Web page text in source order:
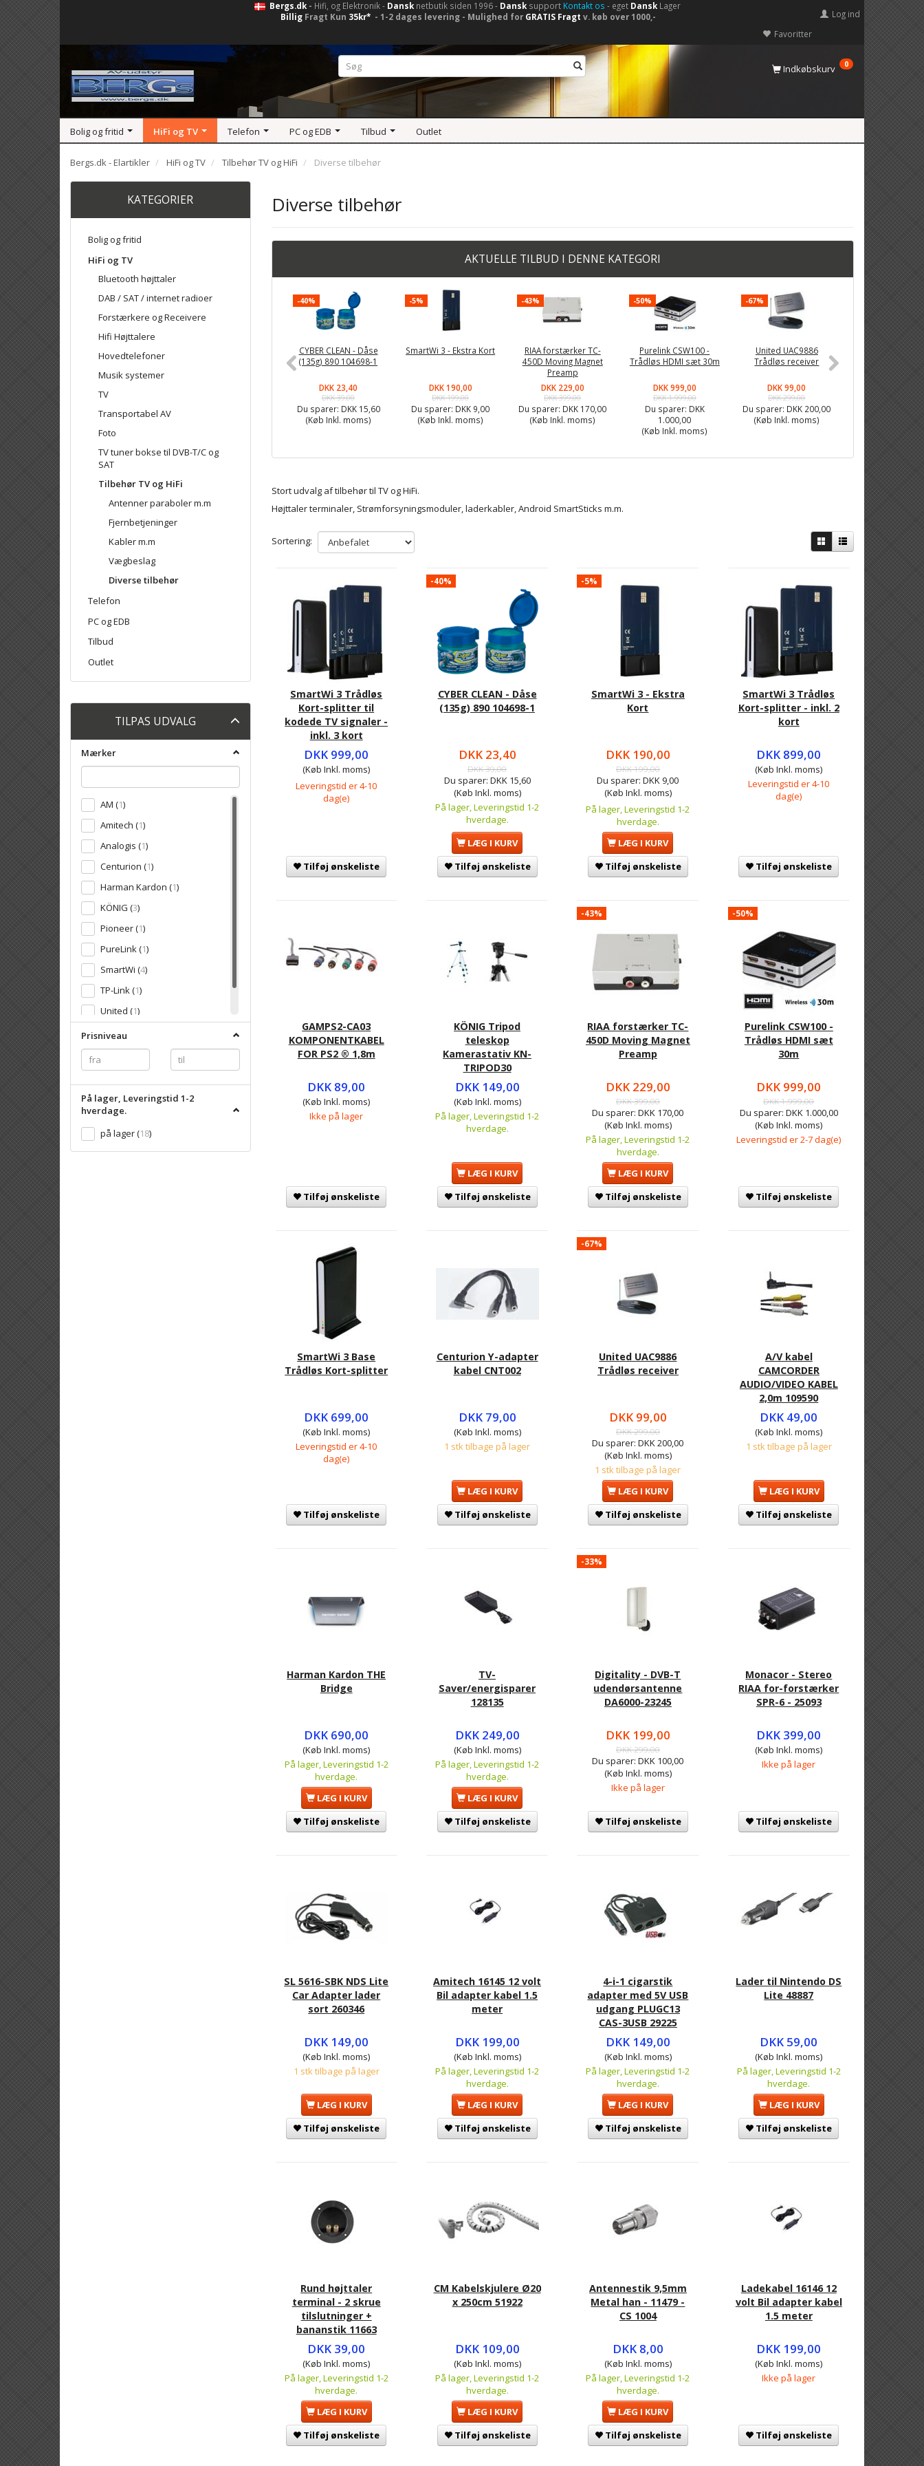
Bergs.dk- Hifi, og Elektronik - Dansknetbutik siden 1996 - Dansksupport Kontakt os - eget DanskLager
Billig Fragt Kun 35kr* - 1-2 dages levering - Mulighed for GRATIS Fragt v. køb over 1000,-
Favoritter
Log ind
Indkøbskurv 0
Bolig og fritid HiFi og TV Telefon PC og EDB Tilbud Outlet
Bergs.dk - Elartikler HiFi og TV Tilbehør TV og HiFi Diverse tilbehør
KATEGORIER
Bolig og fritid
HiFi og TV
Bluetooth højttaler
DAB / SAT / internet radioer
Forstærkere og Receivere
Hifi Højttalere
Hovedtelefoner
Musik systemer
TV
Transportabel AV
Foto
TV tuner bokse til DVB-T/C og
SAT
Tilbehør TV og HiFi
Antenner paraboler m.m
Fjernbetjeninger
Kabler m.m
Vægbeslag
Diverse tilbehør
Telefon
PC og EDB
Tilbud
Outlet
TILPAS UDVALG
filter
Mærker
AM (1)
Amitech (1)
Analogis (1)
Centurion (1)
Harman Kardon (1)
KÖNIG (3)
Pioneer(1)
PureLink(1)
SmartWi (4)
TP-Link(1)
United (1)
Velleman
Prisniveau
På lager, Leveringstid 1-2
hverdage.
på lager(18)
Diverse tilbehør
AKTUELLE TILBUD I DENNE KATEGORI
-40%
CYBER CLEAN - Dåse
(135g) 890 104698-1
DKK 23,40
DKK 39,00
Du sparer: DKK 15,60
(Køb Inkl. moms)
-5%
SmartWi 3 - Ekstra Kort
DKK 190,00
DKK 199,00
Du sparer: DKK 9,00
(Køb Inkl. moms)
-43%
RIAA forstærker TC-
450D Moving Magnet
Preamp
DKK 229,00
DKK 399,00
Du sparer: DKK 170,00
(Køb Inkl. moms)
-50%
Purelink CSW100 -
Trådløs HDMI sæt 30m
DKK 999,00
DKK 1.999,00
Du sparer: DKK
1.000,00
(Køb Inkl. moms)
-67%
United UAC9886
Trådløs receiver
DKK 99,00
DKK 299,00
Du sparer: DKK 200,00
(Køb Inkl. moms)
Stort udvalg af tilbehør til TV og HiFi.
Højttaler terminaler, Strømforsyningsmoduler, laderkabler, Android SmartSticks m.m.
Sortering:
SmartWi 3 Trådløs
Kort-splitter til
kodede TV signaler -
inkl. 3 kort
DKK 999,00
(Køb Inkl. moms)
Leveringstid er 4-10
dag(e)
Tilføj ønskeliste
-40%
CYBER CLEAN - Dåse
(135g) 890 104698-1
DKK 23,40
DKK 39,00
Du sparer: DKK 15,60
(Køb Inkl. moms)
På lager, Leveringstid 1-2
hverdage.
LÆG I KURV
Tilføj ønskeliste
-5%
SmartWi 3 - Ekstra
Kort
DKK 190,00
DKK 199,00
Du sparer:DKK 9,00
(Køb Inkl. moms)
På lager, Leveringstid 1-2
hverdage.
LÆG I KURV
Tilføj ønskeliste
SmartWi 3 Trådløs
Kort-splitter - inkl. 2
kort
DKK 899,00
(Køb Inkl. moms)
Leveringstid er 4-10
dag(e)
Tilføj ønskeliste
GAMPS2-CA03
KOMPONENTKABEL
FOR PS2 ® 1,8m
DKK 89,00
(Køb Inkl. moms)
Ikke på lager
Tilføj ønskeliste
KÖNIG Tripod
teleskop
Kamerastativ KN-
TRIPOD30
DKK 149,00
(Køb Inkl. moms)
På lager, Leveringstid 1-2
hverdage.
LÆG I KURV
Tilføj ønskeliste
-43%
RIAA forstærker TC-
450D Moving Magnet
Preamp
DKK 229,00
DKK 399,00
Du sparer:DKK 170,00
(Køb Inkl. moms)
På lager, Leveringstid 1-2
hverdage.
LÆG I KURV
Tilføj ønskeliste
-50%
Purelink CSW100 -
Trådløs HDMI sæt
30m
DKK 999,00
DKK 1.999,00
Du sparer: DKK 1.000,00
(Køb Inkl. moms)
Leveringstid er 2-7 dag(e)
Tilføj ønskeliste
SmartWi 3 Base
Trådløs Kort-splitter
DKK 699,00
(Køb Inkl. moms)
Leveringstid er 4-10
dag(e)
Tilføj ønskeliste
Centurion Y-adapter
kabel CNT002
DKK 79,00
(Køb Inkl. moms)
1 stk tilbage på lager
LÆG I KURV
Tilføj ønskeliste
-67%
United UAC9886
Trådløs receiver
DKK 99,00
DKK 299,00
Du sparer:DKK 200,00
(Køb Inkl. moms)
1 stk tilbage på lager
LÆG I KURV
Tilføj ønskeliste
A/V kabel
CAMCORDER
AUDIO/VIDEO KABEL
2,0m 109590
DKK 49,00
(Køb Inkl. moms)
1 stk tilbage på lager
LÆG I KURV
Tilføj ønskeliste
Harman Kardon THE
Bridge
DKK 690,00
(Køb Inkl. moms)
På lager, Leveringstid 1-2
hverdage.
LÆG I KURV
Tilføj ønskeliste
TV-
Saver/energisparer
128135
DKK 249,00
(Køb Inkl. moms)
På lager, Leveringstid 1-2
hverdage.
LÆG I KURV
Tilføj ønskeliste
-33%
Digitality - DVB-T
udendørsantenne
DA6000-23245
DKK 199,00
DKK 299,00
Du sparer:DKK 100,00
(Køb Inkl. moms)
Ikke på lager
Tilføj ønskeliste
Monacor - Stereo
RIAA for-forstærker
SPR-6 - 25093
DKK 399,00
(Køb Inkl. moms)
Ikke på lager
Tilføj ønskeliste
SL 5616-SBK NDS Lite
Car Adapter lader
sort 260346
DKK 149,00
(Køb Inkl. moms)
1 stk tilbage på lager
LÆG I KURV
Tilføj ønskeliste
Amitech 16145 12 volt
Bil adapter kabel 1.5
meter
DKK 199,00
(Køb Inkl. moms)
På lager, Leveringstid 1-2
hverdage.
LÆG I KURV
Tilføj ønskeliste
4-i-1 cigarstik
adapter med 5V USB
udgang PLUGC13
CAS-3USB 29225
DKK 149,00
(Køb Inkl. moms)
På lager, Leveringstid 1-2
hverdage.
LÆG I KURV
Tilføj ønskeliste
Lader til Nintendo DS
Lite 48887
DKK 59,00
(Køb Inkl. moms)
På lager, Leveringstid 1-2
hverdage.
LÆG I KURV
Tilføj ønskeliste
Rund højttaler
terminal - 2 skrue
tilslutninger +
bananstik 11663
DKK 39,00
(Køb Inkl. moms)
På lager, Leveringstid 1-2
hverdage.
LÆG I KURV
Tilføj ønskeliste
CM Kabelskjulere Ø20
x 250cm 51922
DKK 109,00
(Køb Inkl. moms)
På lager, Leveringstid 1-2
hverdage.
LÆG I KURV
Tilføj ønskeliste
Antennestik 9,5mm
Metal han - 11479 -
CS 1004
DKK 8,00
(Køb Inkl. moms)
På lager, Leveringstid 1-2
hverdage.
LÆG I KURV
Tilføj ønskeliste
Ladekabel 16146 12
volt Bil adapter kabel
1.5 meter
DKK 199,00
(Køb Inkl. moms)
Ikke på lager
Tilføj ønskeliste